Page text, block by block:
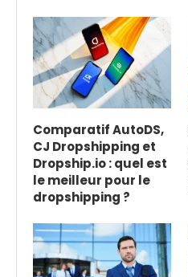
Comparatif AutoDS,
CJ Dropshipping et
Dropship.io : quel est
le meilleur pour le
dropshipping ?